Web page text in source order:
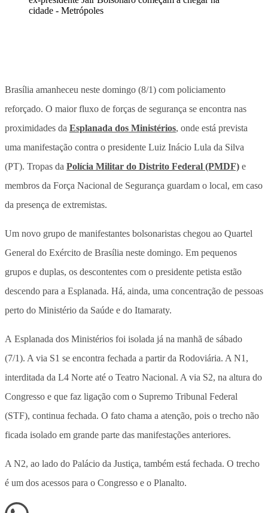
Brasília amanheceu neste domingo (8/1) com policiamento
reforçado. O maior fluxo de forças de segurança se encontra nas
proximidades da Esplanada dos Ministérios, onde está prevista
uma manifestação contra o presidente Luiz Inácio Lula da Silva
(PT). Tropas da Polícia Militar do Distrito Federal (PMDF) e
membros da Força Nacional de Segurança guardam o local, em caso
da presença de extremistas.
Um novo grupo de manifestantes bolsonaristas chegou ao Quartel
General do Exército de Brasília neste domingo. Em pequenos
grupos e duplas, os descontentes com o presidente petista estão
descendo para a Esplanada. Há, ainda, uma concentração de pessoas
perto do Ministério da Saúde e do Itamaraty.
A Esplanada dos Ministérios foi isolada já na manhã de sábado
(7/1). A via S1 se encontra fechada a partir da Rodoviária. A N1,
interditada da L4 Norte até o Teatro Nacional. A via S2, na altura do
Congresso e que faz ligação com o Supremo Tribunal Federal
(STF), continua fechada. O fato chama a atenção, pois o trecho não
ficada isolado em grande parte das manifestações anteriores.
A N2, ao lado do Palácio da Justiça, também está fechada. O trecho
é um dos acessos para o Congresso e o Planalto.